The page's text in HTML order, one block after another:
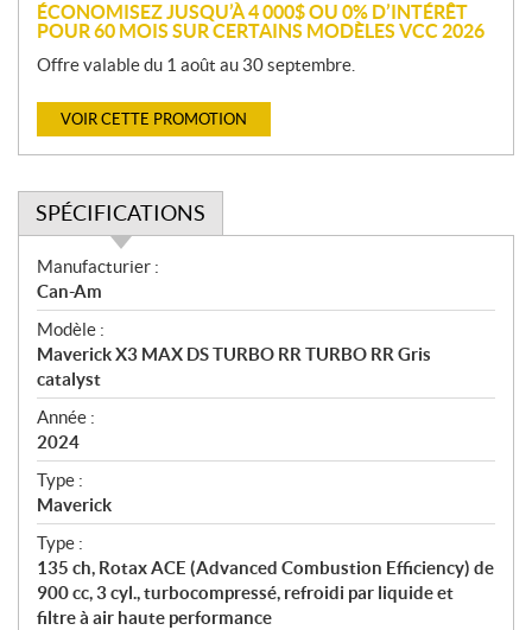
ÉCONOMISEZ JUSQU’À 4 000$ OU 0% D’INTÉRÊT
POUR 60 MOIS SUR CERTAINS MODÈLES VCC 2026
Offre valable du 1 août au 30 septembre.
VOIR CETTE PROMOTION
SPÉCIFICATIONS
S
p
é
c
i
f
i
c
a
t
i
o
n
s
Manufacturier :
Can-Am
Modèle :
Maverick X3 MAX DS TURBO RR TURBO RR Gris
catalyst
Année :
2024
Type :
Maverick
Type :
135 ch, Rotax ACE (Advanced Combustion Efficiency) de
900 cc, 3 cyl., turbocompressé, refroidi par liquide et
filtre à air haute performance